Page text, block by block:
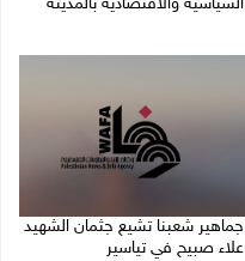
السياسية والاقتصادية بالمدينة
جماهير شعبنا تشيع جثمان الشهيد
علاء صبيح في تياسير